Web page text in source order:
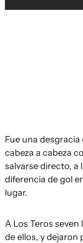
Fue una
cabeza a cabeza
salvarse directo, a
diferencia de gol
lugar.
A Los Teros
de ellos, y dejaron